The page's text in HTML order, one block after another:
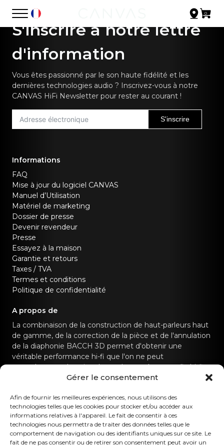
Gérer le consentement
Afin de fournir les meilleures expériences, nous utilisons des
technologies telles que les cookies pour stocker et/ou accéder aux
informations relatives à l'appareil. Le fait de consentir à ces
technologies nous permettra de traiter des données telles que le
comportement de navigation ou des identifiants uniques sur ce site. Le
fait de ne pas consentir ou de retirer son consentement peut avoir un
S'inscrire à notre lettre
d'information
Vous êtes passionné par le son haute fidélité et les
dernières technologies audio ? Inscrivez-vous à notre
CANVAS HiFi Newsletter pour rester au courant !
S'inscrire
Informations
FAQ
Mise à jour du logiciel CANVAS
Manuel d’Utilisation
Matériel de marketing
Dossier de presse
Devenir revendeur
Presse
Essayez à la maison
Garantie et retours
Taxes / TVA
Termes et conditions
Politique de confidentialité
A propos de
La combinaison de la construction de haut-parleurs haut
de gamme, de la correction de la pièce et de l'annulation
de la diaphonie BACCH 3D permet d'obtenir une
véritable performance hi-fi que l'on ne peut
normalement obtenir qu'avec des systèmes audio hi-fi
Contactez-nous
hello@canvashifi.com Appeler le +45 29 75 00 45
CANVAS HiFi ApS